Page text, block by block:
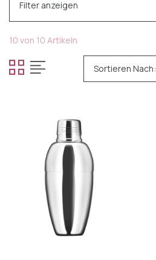
Filter anzeigen
Kategorien
Tafelgeschirr
Cocktail-Accessoires
Cocktailzubehör
Cocktail-Shaker
Weinkühler
Küchengeräte
Pfannen
10 von 10 Artikeln
Sortieren Nach: